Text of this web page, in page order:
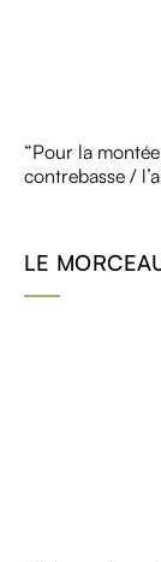
“Pour la
contrebasse /
LE